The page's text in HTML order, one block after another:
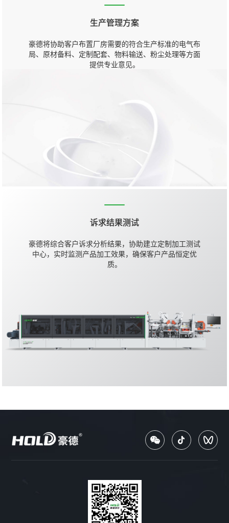
生产管理方案
豪德将协助客户布置厂房需要的符合生产标准的电气布
局、原材备料、定制配套、物料输送、粉尘处理等方面
提供专业意见。
诉求结果测试
豪德将综合客户诉求分析结果，协助建立定制加工测试
中心，实时监测产品加工效果，确保客户产品恒定优
质。